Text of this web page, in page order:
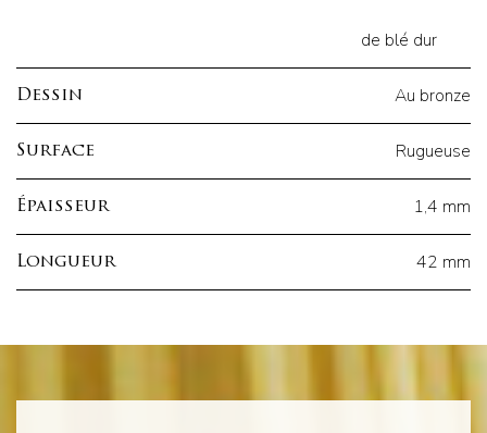
de blé dur
Dessin Au bronze
Surface Rugueuse
Épaisseur 1,4 mm
Longueur 42 mm